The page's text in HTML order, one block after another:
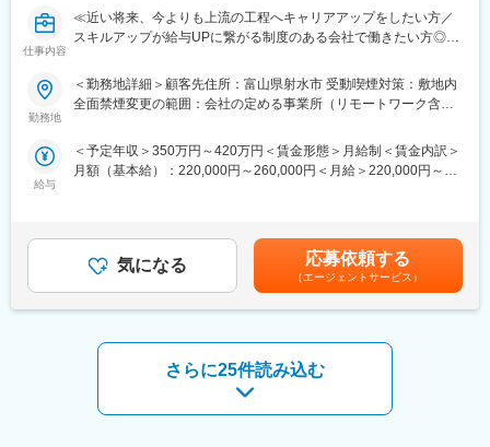
く、スキルを磨くことが給与UPに繋がるエンジニアにとっては非
常分かり易い制度です。
仕事があります。
＜キャリアドック制度＞
当社では専任のキャリアアドバイザーがおり、キャリアアドバイ
ザーが社内に働きかける事で希望する仕事への挑戦を後押ししま
エンジニアの遣り甲斐を大切にする当社だからこその取り組みで
す。
く、特別な取り組みをすることなく過度な残業が発生をしない状
況となっています。
また過度な残業は発生の場合は、案件担当の営業から法人顧客に
対して、残業改善の是正対応も行っています。
■スキルUPで給与もUP：
スキルを上げてより難易度の高いプロジェクトへ配属をされる事
で給与も上がる仕組みを取っています。定性的な評価のみではな
く、スキルを磨くことが給与UPに繋がるエンジニアにとっては非
仕事内容
≪近い将来、今よりも上流の工程へキャリアアップをしたい方／
スキルアップが給与UPに繋がる制度のある会社で働きたい方◎／
幅を広げたい方へ≫
致します。
ぐための非常に重要な業務です。
（1）予防保全（Preventive Maintenance）
・定期的な点検・整備を行い、故障を未然に防ぐ
・メーカー推奨のメンテナンススケジュールに基づく作業
（2）事後保全（Corrective Maintenance）
・故障や異常が発生した際の修理対応
・原因調査（トラブルシューティング）と再発防止策の検討
・修理履歴の記録と分析
勤務地
＜勤務地詳細＞顧客先住所：富山県射水市 受動喫煙対策：敷地内
全面禁煙変更の範囲：会社の定める事業所（リモートワーク含
給与
＜予定年収＞350万円～420万円＜賃金形態＞月給制＜賃金内訳＞
月額（基本給）：220,000円～260,000円＜月給＞220,000円～
年目 年収440～460万円8年目 年収550～570万円20年目 年
収1000万円超※金額はあくまでも目安です。賃金はあくまでも目
安の金額であり、選考を通じて上下する可能性があります。月給
(月額)は固定手当を含めた表記です。
気になる 応募依頼する
（エージェントサービス）
さらに25件読み込む